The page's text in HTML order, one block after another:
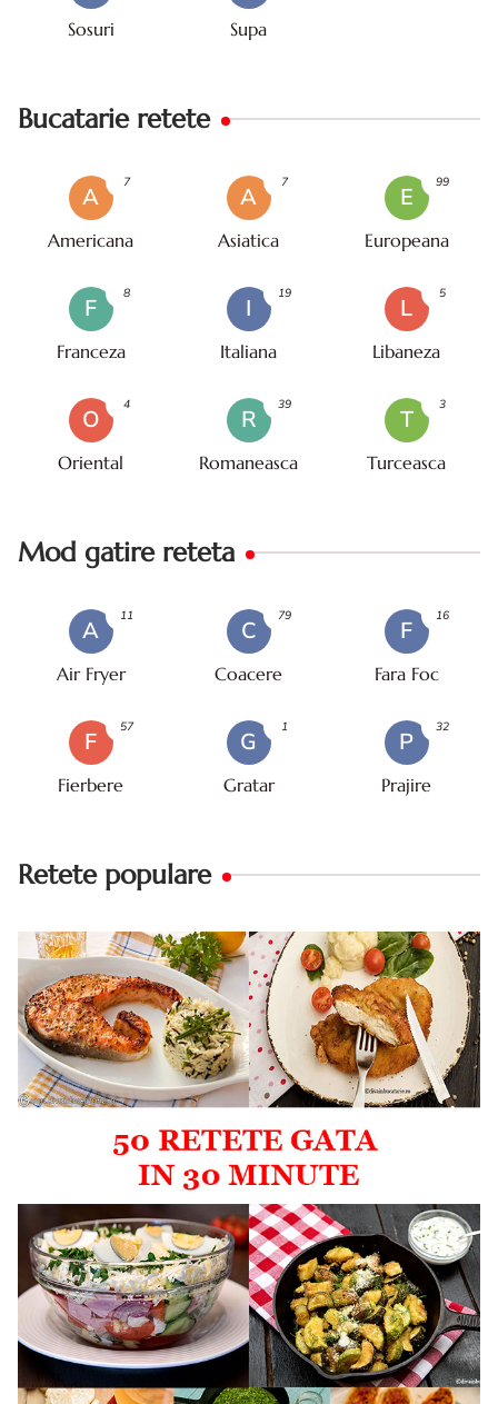
Sosuri Supa
Bucatarie retete
A
Americana
7
A
Asiatica
7
E
Europeana
99
F
Franceza
8
I
Italiana
19
L
Libaneza
5
O
Oriental
4
R
Romaneasca
39
T
Turceasca
3
Mod gatire reteta
A
Air Fryer
11
C
Coacere
79
F
Fara Foc
16
F
Fierbere
57
G
Gratar
1
P
Prajire
32
Retete populare